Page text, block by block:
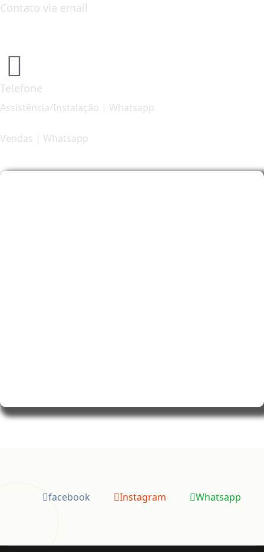
Contato via email
Telefone
Assistência/Instalação | Whatsapp
Vendas | Whatsapp
facebook Instagram Whatsapp